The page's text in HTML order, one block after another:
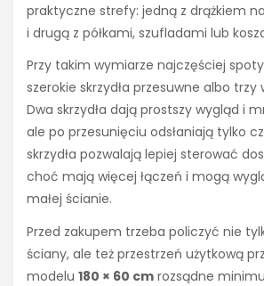
praktyczne strefy: jedną z drążkiem
i drugą z półkami, szufladami lub
Przy takim wymiarze najczęściej
szerokie skrzydła przesuwne albo trzy
Dwa skrzydła dają prostszy wygląd i
ale po przesunięciu odsłaniają tylko
skrzydła pozwalają lepiej sterować
choć mają więcej łączeń i mogą
małej ścianie.
Przed zakupem trzeba policzyć nie
ściany, ale też przestrzeń użytkową
modelu 180 × 60 cm rozsądne